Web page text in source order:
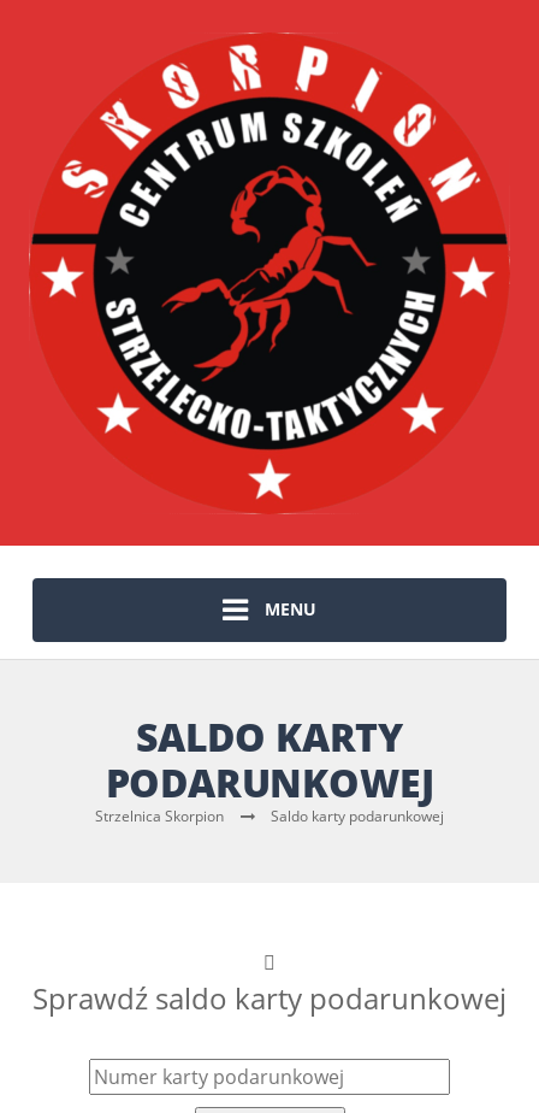
MENU
SALDO KARTY
PODARUNKOWEJ
Strzelnica Skorpion Saldo karty podarunkowej
Sprawdź saldo karty podarunkowej